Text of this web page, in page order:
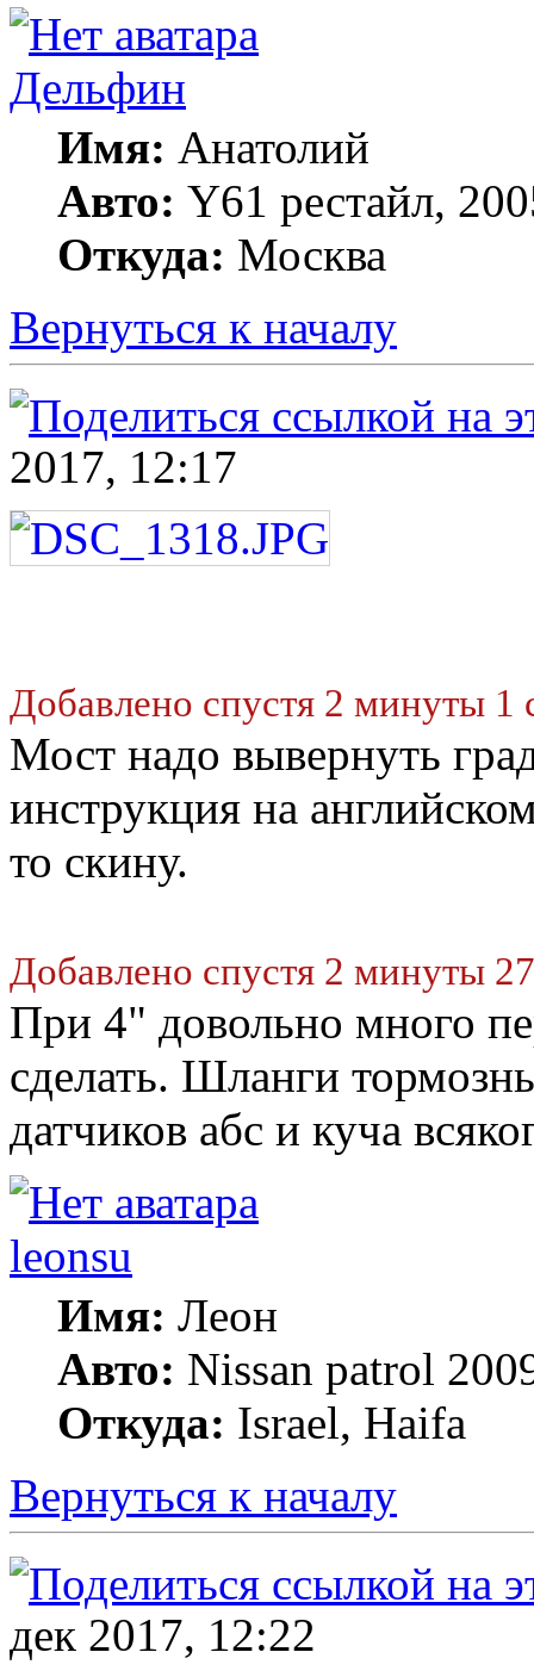
Дельфин
Имя: Анатолий
Авто: Y61 рестайл,
Откуда: Москва
Вернуться к началу
2017, 12:17
Добавлено спустя 2 минуты 1
Мост надо вывернуть
инструкция на
то скину.
Добавлено спустя 2 минуты
При 4" довольно много
сделать. Шланги
датчиков абс и куча
leonsu
Имя: Леон
Авто: Nissan patrol
Откуда: Israel, Haifa
Вернуться к началу
дек 2017, 12:22